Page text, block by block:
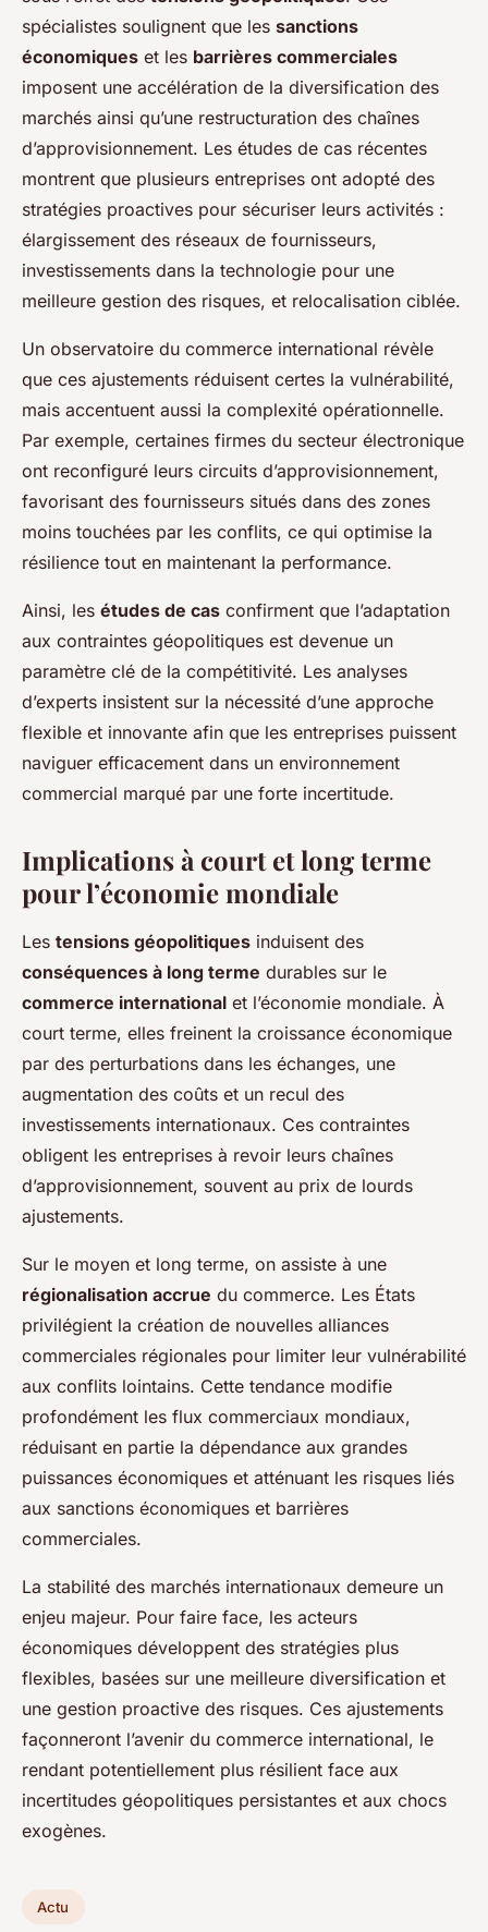
spécialistes soulignent que les sanctions
économiques et les barrières commerciales
imposent une accélération de la diversification des
marchés ainsi qu’une restructuration des chaînes
d’approvisionnement. Les études de cas récentes
montrent que plusieurs entreprises ont adopté des
stratégies proactives pour sécuriser leurs activités :
élargissement des réseaux de fournisseurs,
investissements dans la technologie pour une
meilleure gestion des risques, et relocalisation ciblée.
Un observatoire du commerce international révèle
que ces ajustements réduisent certes la vulnérabilité,
mais accentuent aussi la complexité opérationnelle.
Par exemple, certaines firmes du secteur électronique
ont reconfiguré leurs circuits d’approvisionnement,
favorisant des fournisseurs situés dans des zones
moins touchées par les conflits, ce qui optimise la
résilience tout en maintenant la performance.
Ainsi, les études de cas confirment que l’adaptation
aux contraintes géopolitiques est devenue un
paramètre clé de la compétitivité. Les analyses
d’experts insistent sur la nécessité d’une approche
flexible et innovante afin que les entreprises puissent
naviguer efficacement dans un environnement
commercial marqué par une forte incertitude.
Implications à court et long terme
pour l’économie mondiale
Les tensions géopolitiques induisent des
conséquences à long terme durables sur le
commerce international et l’économie mondiale. À
court terme, elles freinent la croissance économique
par des perturbations dans les échanges, une
augmentation des coûts et un recul des
investissements internationaux. Ces contraintes
obligent les entreprises à revoir leurs chaînes
d’approvisionnement, souvent au prix de lourds
ajustements.
Sur le moyen et long terme, on assiste à une
régionalisation accrue du commerce. Les États
privilégient la création de nouvelles alliances
commerciales régionales pour limiter leur vulnérabilité
aux conflits lointains. Cette tendance modifie
profondément les flux commerciaux mondiaux,
réduisant en partie la dépendance aux grandes
puissances économiques et atténuant les risques liés
aux sanctions économiques et barrières
commerciales.
La stabilité des marchés internationaux demeure un
enjeu majeur. Pour faire face, les acteurs
économiques développent des stratégies plus
flexibles, basées sur une meilleure diversification et
une gestion proactive des risques. Ces ajustements
façonneront l’avenir du commerce international, le
rendant potentiellement plus résilient face aux
incertitudes géopolitiques persistantes et aux chocs
exogènes.
Actu